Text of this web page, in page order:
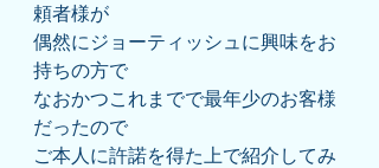
頼者様が
偶然にジョーティッシュに興味をお
持ちの方で
なおかつこれまでで最年少のお客様
だったので
ご本人に許諾を得た上で紹介してみ